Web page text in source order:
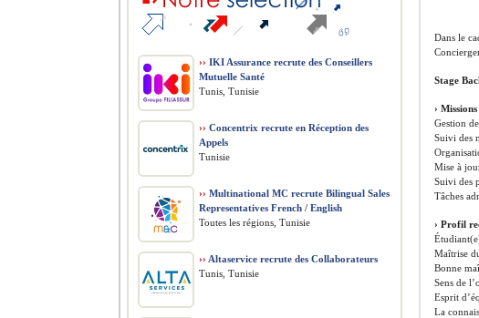
Dans le
Stage
›
Gestion
Suivi des
Mise à
Suivi des
Tâches
› Profil
Maîtrise
Bonne
Sens de
Esprit
La
›› IKI Assurance recrute des Conseillers
Mutuelle Santé
Tunis, Tunisie
›› Concentrix recrute en Réception des
Appels
Tunisie
›› Multinational MC recrute Bilingual Sales
Representatives French / English
Toutes les régions, Tunisie
›› Altaservice recrute des Collaborateurs
Tunis, Tunisie